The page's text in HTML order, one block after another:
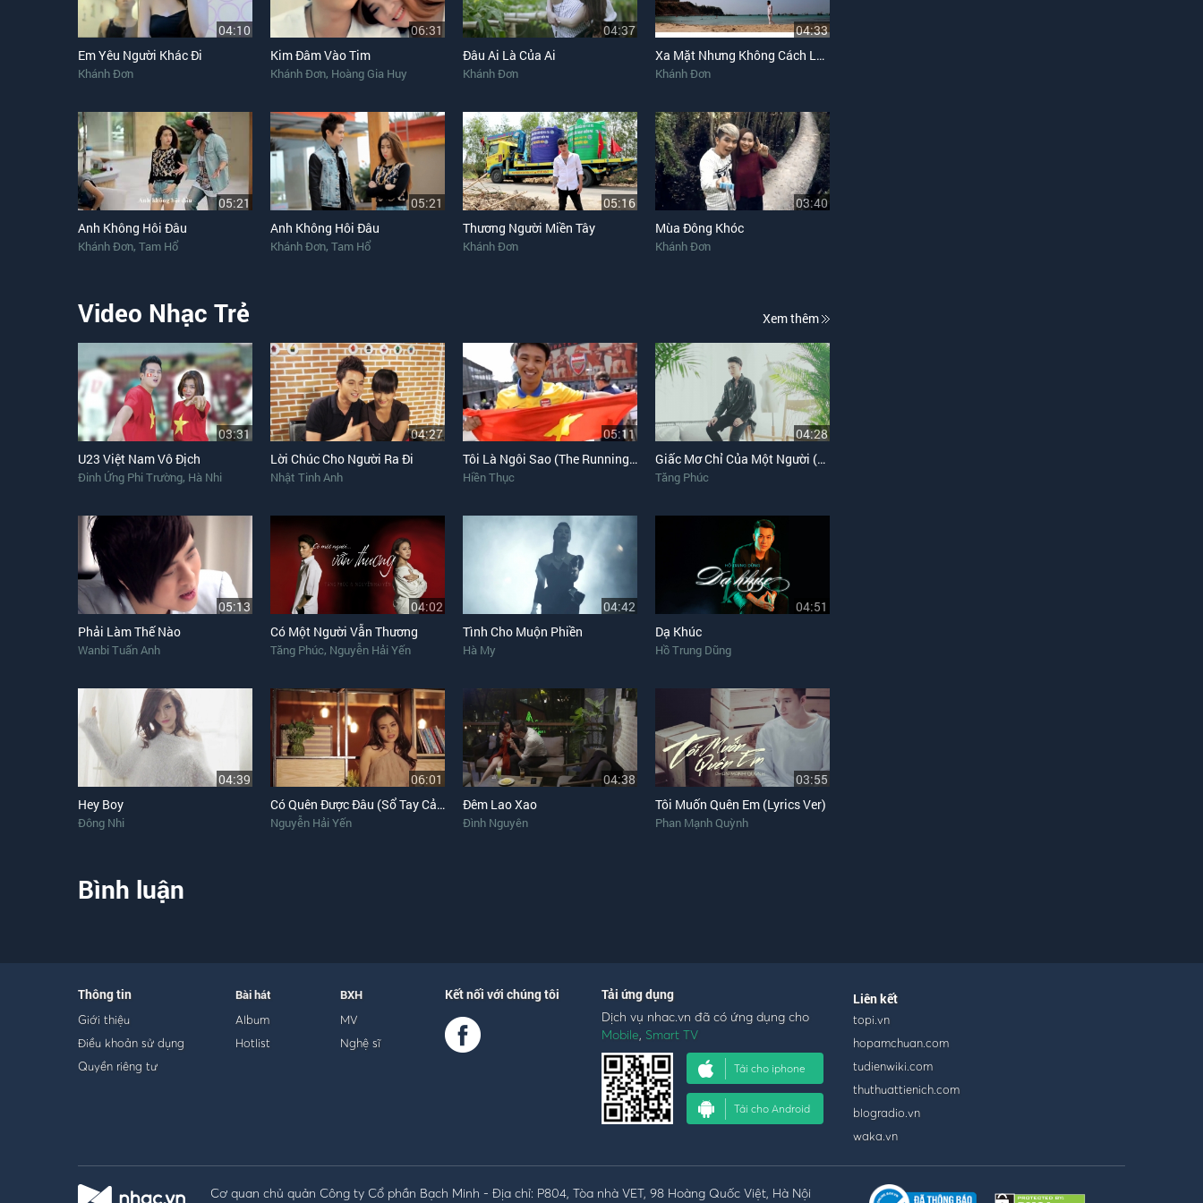
04:10
Em Yêu Người Khác Đi
Khánh Đơn
06:31
Kim Đâm Vào Tim
Khánh Đơn, Hoàng Gia Huy
04:37
Đâu Ai Là Của Ai
Khánh Đơn
04:33
Xa Mặt Nhưng Không Cách Lòng
Khánh Đơn
05:21
Anh Không Hôi Đâu
Khánh Đơn, Tam Hổ
05:21
Anh Không Hôi Đâu
Khánh Đơn, Tam Hổ
05:16
Thương Người Miền Tây
Khánh Đơn
03:40
Mùa Đông Khóc
Khánh Đơn
Video Nhạc Trẻ Xem thêm
03:31
U23 Việt Nam Vô Địch
Đinh Ứng Phi Trường, Hà Nhi
04:27
Lời Chúc Cho Người Ra Đi
Nhật Tinh Anh
05:11
Tôi Là Ngôi Sao (The Running Man Version)
Hiền Thục
04:28
Giấc Mơ Chỉ Của Một Người (Sổ Tay Cảm Xúc)
Tăng Phúc
05:13
Phải Làm Thế Nào
Wanbi Tuấn Anh
04:02
Có Một Người Vẫn Thương
Tăng Phúc, Nguyễn Hải Yến
04:42
Tình Cho Muộn Phiền
Hà My
04:51
Dạ Khúc
Hồ Trung Dũng
04:39
Hey Boy
Đông Nhi
06:01
Có Quên Được Đâu (Sổ Tay Cảm Xúc)
Nguyễn Hải Yến
04:38
Đêm Lao Xao
Đình Nguyên
03:55
Tôi Muốn Quên Em (Lyrics Ver)
Phan Mạnh Quỳnh
Bình luận
Thông tin
Giới thiệu
Điều khoản sử dụng
Quyền riêng tư
Bài hát
Album
Hotlist
BXH
MV
Nghệ sĩ
Kết nối với chúng tôi Tải ứng dụng
Dịch vụ nhac.vn đã có ứng dụng cho
Mobile, Smart TV
Tải cho iphone
Tải cho Android
Liên kết
topi.vn
hopamchuan.com
tudienwiki.com
thuthuattienich.com
blogradio.vn
waka.vn
Cơ quan chủ quản Công ty Cổ phần Bạch Minh - Địa chỉ: P804, Tòa nhà VET, 98 Hoàng Quốc Việt, Hà Nội